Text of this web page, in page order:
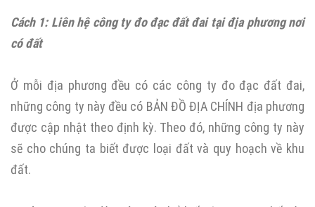
Cách 1: Liên hệ công ty đo đạc đất đai tại địa phương nơi
có đất
Ở mỗi địa phương đều có các công ty đo đạc đất đai,
những công ty này đều có BẢN ĐỒ ĐỊA CHÍNH địa phương
được cập nhật theo định kỳ. Theo đó, những công ty này
sẽ cho chúng ta biết được loại đất và quy hoạch về khu
đất.